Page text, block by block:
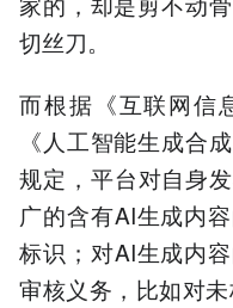
切丝刀。
而根据《互联网信
《人工智能生成合
规定，平台对自身
广的含有AI生成内
标识；对AI生成内
审核义务，比如对